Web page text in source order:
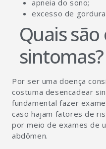
apneia do sono;
excesso de
Quais são
sintomas?
Por ser uma doença
costuma desencadear
fundamental fazer
caso hajam fatores de
por meio de exames de
abdômen.